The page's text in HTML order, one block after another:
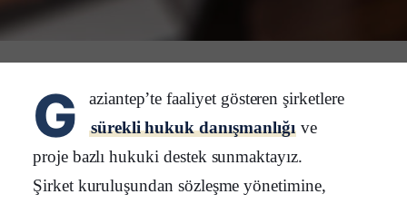
G
aziantep’te faaliyet gösteren şirketlere
sürekli hukuk danışmanlığı ve
proje bazlı hukuki destek sunmaktayız.
Şirket kuruluşundan sözleşme yönetimine,